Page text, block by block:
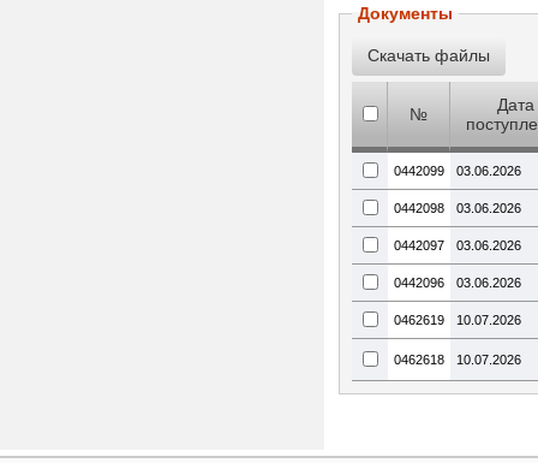
Документы
№
Дата
0442099 03.06.2026
0442098 03.06.2026
0442097 03.06.2026
0442096 03.06.2026
0462619 10.07.2026
0462618 10.07.2026